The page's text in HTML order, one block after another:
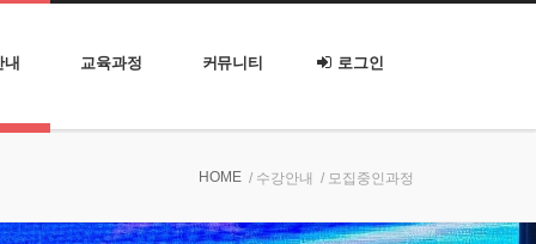
내 교육과정 커뮤니티 로그인
HOME / 수강안내 / 모집중인과정